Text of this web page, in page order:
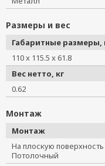
Размеры и вес
Габаритные
110 x 115.5 x 61.8
Вес нетто, кг
0.62
Монтаж
Монтаж
На плоскую
Потолочный